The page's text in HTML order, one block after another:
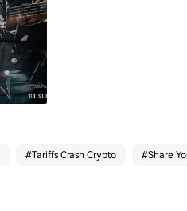
#Tariffs Crash Crypto #Share